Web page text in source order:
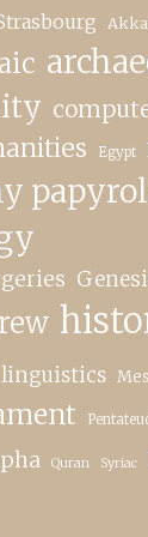
Egypt
linguistics
Quran Syriac